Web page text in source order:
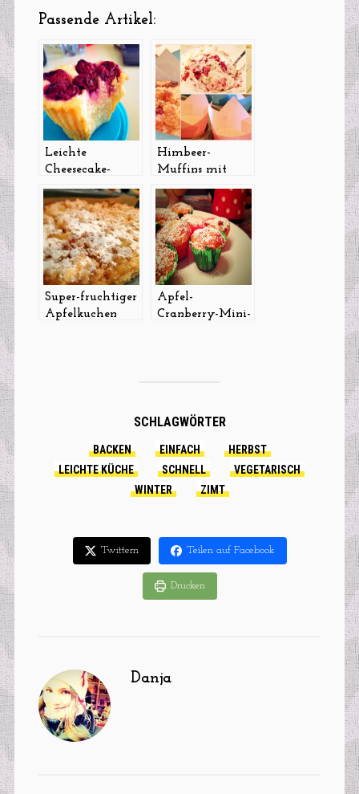
Passende Artikel:
Leichte
Cheesecake-
Muffins mit
weißer
Schokolade
Himbeer-
Muffins mit
leckerer
Zimtzucker-
Kruste
Super-fruchtiger
Apfelkuchen
Apfel-
Cranberry-Mini-
SCHLAGWÖRTER
BACKEN EINFACH
HERBST
LEICHTE KÜCHE
SCHNELL
VEGETARISCH
WINTER
ZIMT
Twittern Teilen auf Facebook
Drucken
Danja